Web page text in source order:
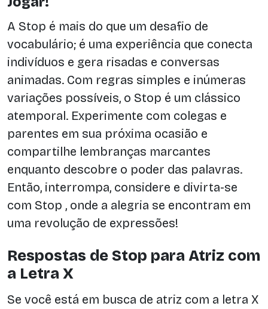
A Stop é mais do que um desafio de
vocabulário; é uma experiência que conecta
indivíduos e gera risadas e conversas
animadas. Com regras simples e inúmeras
variações possíveis, o Stop é um clássico
atemporal. Experimente com colegas e
parentes em sua próxima ocasião e
compartilhe lembranças marcantes
enquanto descobre o poder das palavras.
Então, interrompa, considere e divirta-se
com Stop , onde a alegria se encontram em
uma revolução de expressões!
Respostas de Stop para Atriz com
a Letra X
Se você está em busca de atriz com a letra X